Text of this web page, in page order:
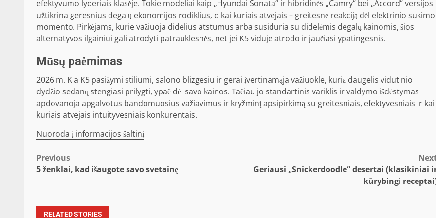
efektyvumo lyderiais klasėje. Tokie modeliai kaip „Hyundai Sonata“ ir hibridinės „Camry“ bei „Accord“ versijos
užtikrina geresnius degalų ekonomijos rodiklius, o kai kuriais atvejais – greitesnę reakciją dėl elektrinio sukimo
momento. Pirkėjams, kurie važiuoja didelius atstumus arba susiduria su didelėmis degalų kainomis, šios
alternatyvos ilgainiui gali atrodyti patrauklesnės, net jei K5 viduje atrodo ir jaučiasi ypatingesnis.
Mūsų paėmimas
2026 m. Kia K5 pasižymi stiliumi, salono blizgesiu ir gerai įvertinamąja važiuokle, kurią daugelis vidutinio
dydžio sedanų stengiasi prilygti, ypač dėl savo kainos. Tačiau jo standartinis variklis ir valdymo išdėstymas
apdovanoja apgalvotus bandomuosius važiavimus ir kryžminį apsipirkimą su greitesniais, efektyvesniais ir kai
kuriais atvejais intuityvesniais konkurentais.
Nuoroda į informacijos šaltinį
Post
Previous
5 ženklai, kad išaugote savo svetainę
Geriausi „Snickerdoodle“ desertai (klasikiniai
kūrybingi
RELATED STORIES